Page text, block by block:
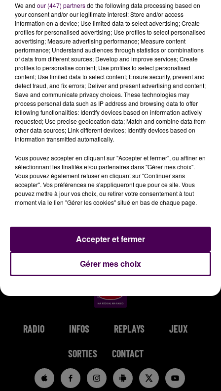
DERNIERS TITRES
7h56
7h56
GRAND CORPS MALADE
Nos Plus Belles
Années
7h52
7h52
THE CONNELLS
7h47
7h47
RADIO INFOS REPLAYS JEUX
SORTIES CONTACT
We and our (447) partnersdo the following data processing based on
your consent and/or our legitimate interest: Store and/or access
information on a device; Use limited data to select advertising; Create
profiles for personalised advertising; Use profiles to select personalised
advertising; Measure advertising performance; Measure content
performance; Understand audiences through statistics or combinations
of data from different sources; Develop and improve services; Create
profiles to personalise content; Use profiles to select personalised
content; Use limited data to select content; Ensure security, prevent and
detect fraud, and fix errors; Deliver and present advertising and content;
Save and communicate privacy choices. These technologies may
process personal data such as IP address and browsing data to offer
following functionalities: Identify devices based on information actively
requested; Use precise geolocation data; Match and combine data from
other data sources; Link different devices; Identify devices based on
information transmitted automatically.
Vous pouvez accepter en cliquant sur "Accepter et fermer", ou affiner en
sélectionnant les finalités et/ou partenaires dans "Gérer mes choix".
Vous pouvez également refuser en cliquant sur "Continuer sans
accepter". Vos préférences ne s'appliqueront que pour ce site. Vous
pouvez mettre à jour vos choix, ou retirer votre consentement à tout
moment via le lien "Gérer les cookies" situé en bas de chaque page.
Gérer mes choix
Accepter et fermer